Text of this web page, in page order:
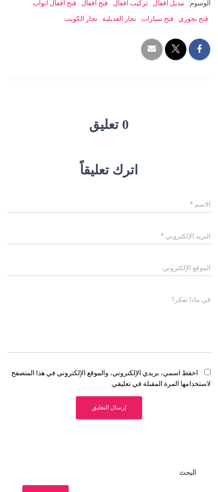
الوسوم: تبديل اقفال تركيب اقفال فتح اقفال
فتح اقفال ابواب
فتح تجوري
فتح سيارات نجار العديلية نجار الكويت
0 تعليق
اترك تعليقاً
الاسم *
البريد الإلكتروني *
الموقع الإلكتروني
في ماذا تفكر؟
احفظ اسمي، بريدي الإلكتروني، والموقع الإلكتروني في هذا المتصفح
لاستخدامها المرة المقبلة في تعليقي.
البحث